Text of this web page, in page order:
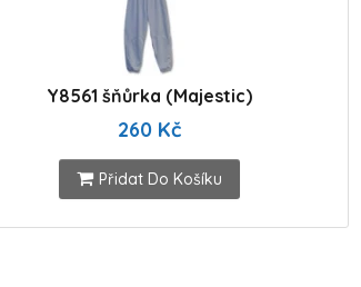
Y8561 šňůrka (Majestic)
260 Kč
Přidat Do Košíku